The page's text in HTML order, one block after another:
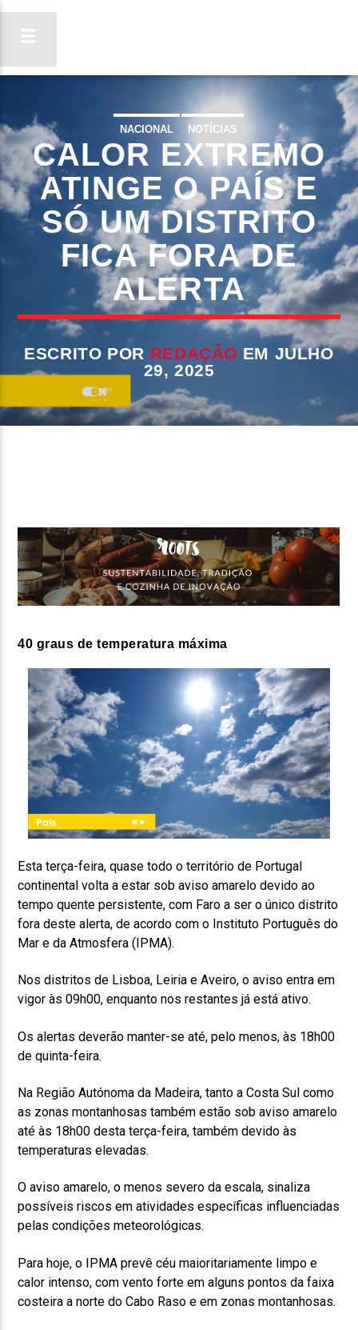
ON FM
LIGA-TE
FAIXA ATUAL
TÍTULO
ON FM
NACIONAL NOTÍCIAS
CALOR EXTREMO
ATINGE O PAÍS E
SÓ UM DISTRITO
FICA FORA DE
ALERTA
ESCRITO POR REDAÇÃO EM JULHO
29, 2025
40 graus de temperatura máxima
Esta terça-feira, quase todo o território de Portugal
continental volta a estar sob aviso amarelo devido ao
tempo quente persistente, com Faro a ser o único distrito
fora deste alerta, de acordo com o Instituto Português do
Mar e da Atmosfera (IPMA).
Nos distritos de Lisboa, Leiria e Aveiro, o aviso entra em
vigor às 09h00, enquanto nos restantes já está ativo.
Os alertas deverão manter-se até, pelo menos, às 18h00
de quinta-feira.
Na Região Autónoma da Madeira, tanto a Costa Sul como
as zonas montanhosas também estão sob aviso amarelo
até às 18h00 desta terça-feira, também devido às
temperaturas elevadas.
O aviso amarelo, o menos severo da escala, sinaliza
possíveis riscos em atividades específicas influenciadas
pelas condições meteorológicas.
Para hoje, o IPMA prevê céu maioritariamente limpo e
calor intenso, com vento forte em alguns pontos da faixa
costeira a norte do Cabo Raso e em zonas montanhosas.